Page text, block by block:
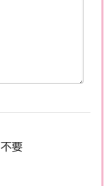
不要